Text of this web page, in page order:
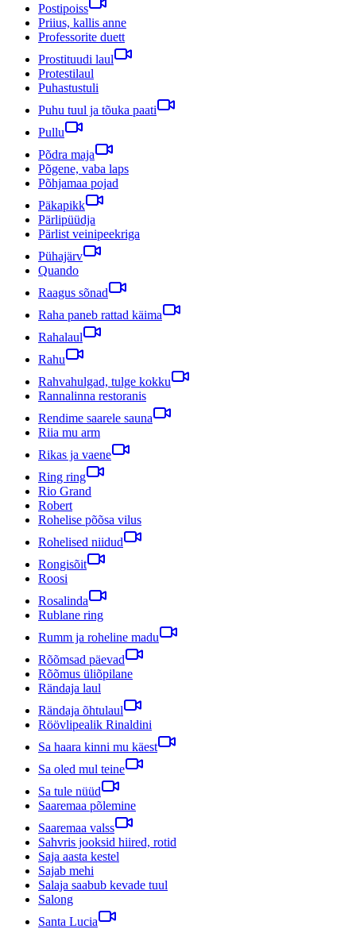
Postipoiss
Priius, kallis anne
Professorite duett
Prostituudi laul
Protestilaul
Puhastustuli
Puhu tuul ja tõuka paati
Pullu
Põdra maja
Põgene, vaba laps
Põhjamaa pojad
Päkapikk
Pärlipüüdja
Pärlist veinipeekriga
Pühajärv
Quando
Raagus sõnad
Raha paneb rattad käima
Rahalaul
Rahu
Rahvahulgad, tulge kokku
Rannalinna restoranis
Rendime saarele sauna
Riia mu arm
Rikas ja vaene
Ring ring
Rio Grand
Robert
Rohelise põõsa vilus
Rohelised niidud
Rongisõit
Roosi
Rosalinda
Rublane ring
Rumm ja roheline madu
Rõõmsad päevad
Rõõmus üliõpilane
Rändaja laul
Rändaja õhtulaul
Röövlipealik Rinaldini
Sa haara kinni mu käest
Sa oled mul teine
Sa tule nüüd
Saaremaa põlemine
Saaremaa valss
Sahvris jooksid hiired, rotid
Saja aasta kestel
Sajab mehi
Salaja saabub kevade tuul
Salong
Santa Lucia